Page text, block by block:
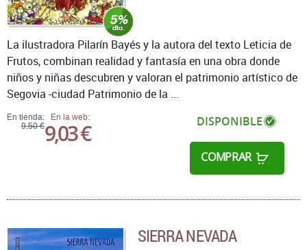
En tienda:
9,50 €
En la web:
9,03 € DISPONIBLE
COMPRAR
La ilustradora Pilarín Bayés y la autora del texto Leticia de
Frutos, combinan realidad y fantasía en una obra donde
niños y niñas descubren y valoran el patrimonio artístico de
Segovia -ciudad Patrimonio de la ...
SIERRA NEVADA